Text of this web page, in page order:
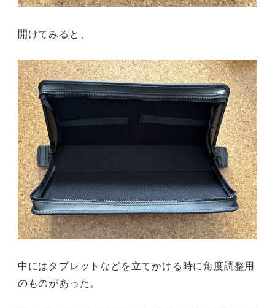
開けてみると、
中にはタプレットなどを立てかける時に角度調整用
のものがあった。